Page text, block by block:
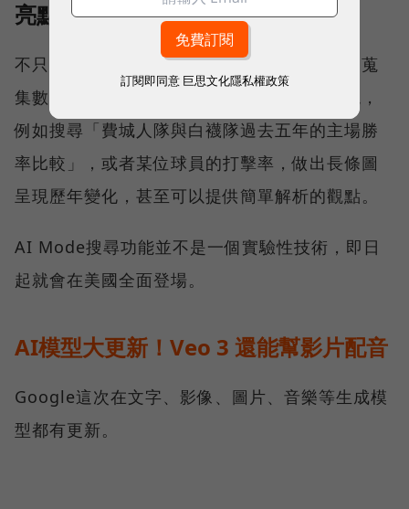
亮點五：Deep Reseach模式
不只單純搜尋，還可以直接提供指令請它協助蒐
集數據，直接在搜尋結果頁面用圖表方式呈現，
例如搜尋「費城人隊與白襪隊過去五年的主場勝
率比較」，或者某位球員的打擊率，做出長條圖
呈現歷年變化，甚至可以提供簡單解析的觀點。
AI Mode搜尋功能並不是一個實驗性技術，即日
起就會在美國全面登場。
AI模型大更新！Veo 3 還能幫影片配音
Google這次在文字、影像、圖片、音樂等生成模
型都有更新。
訂閱即同意 巨思文化隱私權政策